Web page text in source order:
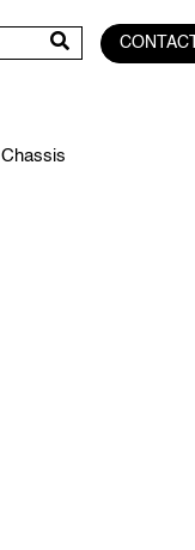
Chassis